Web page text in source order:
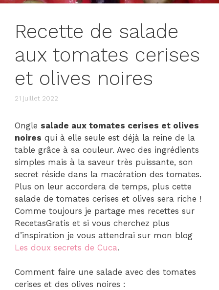
Recette de salade
aux tomates cerises
et olives noires
21 juillet 2022
Ongle salade aux tomates cerises et olives
noires qui à elle seule est déjà la reine de la
table grâce à sa couleur. Avec des ingrédients
simples mais à la saveur très puissante, son
secret réside dans la macération des tomates.
Plus on leur accordera de temps, plus cette
salade de tomates cerises et olives sera riche !
Comme toujours je partage mes recettes sur
RecetasGratis et si vous cherchez plus
d’inspiration je vous attendrai sur mon blog
Les doux secrets de Cuca.
Comment faire une salade avec des tomates
cerises et des olives noires :